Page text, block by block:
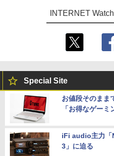
INTERNET
Special Site
お値段そのまま
「お得なゲーミ
iFi audio主力「
3」に迫る